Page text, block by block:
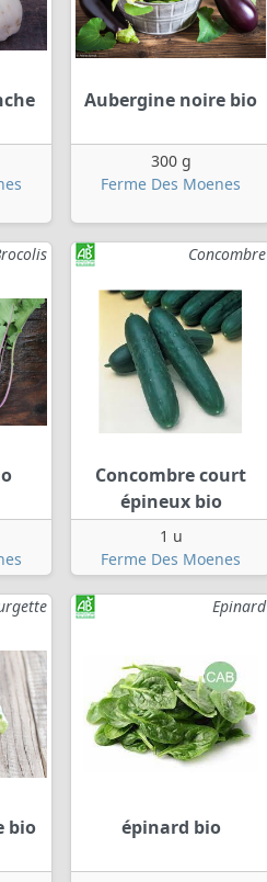
Aubergine noire bio
300 g
Ferme Des Moenes
Concombre
Concombre court
épineux bio
1 u
Ferme Des Moenes
bio
Epinard
épinard bio